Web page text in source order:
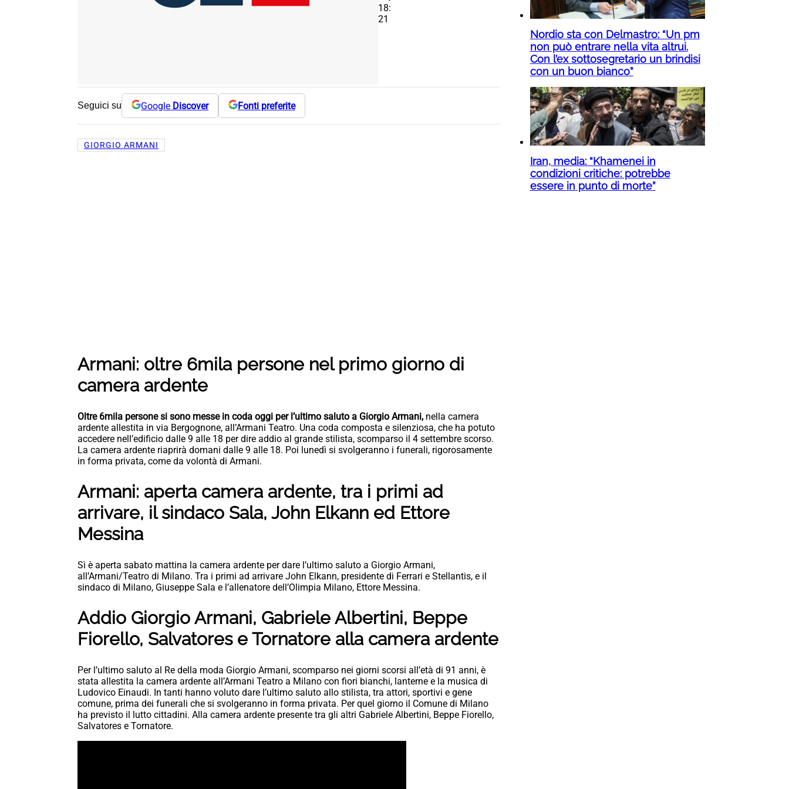
18:
21
Seguici su Google Discover Fonti preferite
GIORGIO ARMANI
Armani: oltre 6mila persone nel primo giorno di
camera ardente
Oltre 6mila persone si sono messe in coda oggi per l’ultimo saluto a Giorgio Armani, nella camera
ardente allestita in via Bergognone, all’Armani Teatro. Una coda composta e silenziosa, che ha potuto
accedere nell’edificio dalle 9 alle 18 per dire addio al grande stilista, scomparso il 4 settembre scorso.
La camera ardente riaprirà domani dalle 9 alle 18. Poi lunedì si svolgeranno i funerali, rigorosamente
in forma privata, come da volontà di Armani.
Armani: aperta camera ardente, tra i primi ad
arrivare, il sindaco Sala, John Elkann ed Ettore
Messina
Sì è aperta sabato mattina la camera ardente per dare l’ultimo saluto a Giorgio Armani,
all’Armani/Teatro di Milano. Tra i primi ad arrivare John Elkann, presidente di Ferrari e Stellantis, e il
sindaco di Milano, Giuseppe Sala e l’allenatore dell’Olimpia Milano, Ettore Messina.
Addio Giorgio Armani, Gabriele Albertini, Beppe
Fiorello, Salvatores e Tornatore alla camera ardente
Per l’ultimo saluto al Re della moda Giorgio Armani, scomparso nei giorni scorsi all’età di 91 anni, è
stata allestita la camera ardente all’Armani Teatro a Milano con fiori bianchi, lanterne e la musica di
Ludovico Einaudi. In tanti hanno voluto dare l’ultimo saluto allo stilista, tra attori, sportivi e gene
comune, prima dei funerali che si svolgeranno in forma privata. Per quel giorno il Comune di Milano
ha previsto il lutto cittadini. Alla camera ardente presente tra gli altri Gabriele Albertini, Beppe Fiorello,
Salvatores e Tornatore.
Nordio sta con Delmastro: “Un pm
non può entrare nella vita altrui.
Con l’ex sottosegretario un brindisi
con un buon bianco”
Iran, media: “Khamenei in
condizioni critiche: potrebbe
essere in punto di morte”